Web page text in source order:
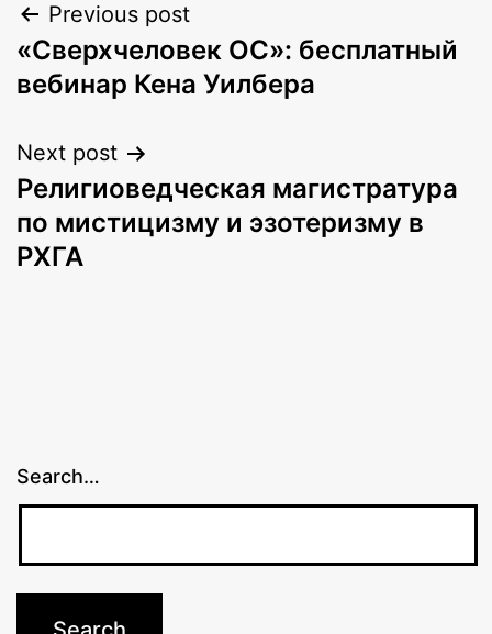
Post
navigation
Previous post
«Сверхчеловек ОС»: бесплатный
вебинар Кена Уилбера
Next post
Религиоведческая магистратура
по мистицизму и эзотеризму в
РХГА
Search…